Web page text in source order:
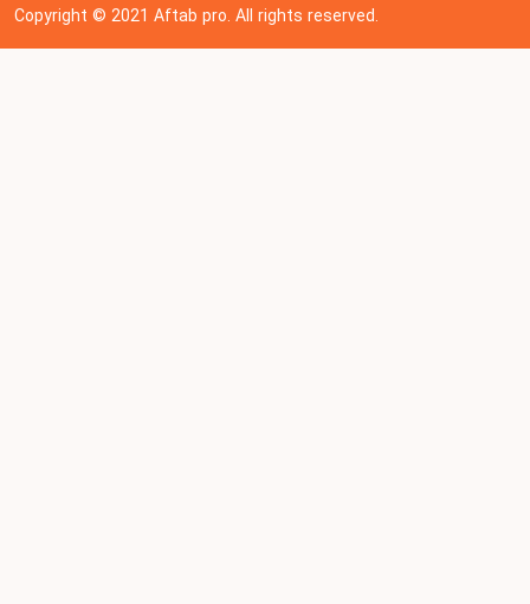
Copyright © 202 1Aftab pro. All rights reserved.